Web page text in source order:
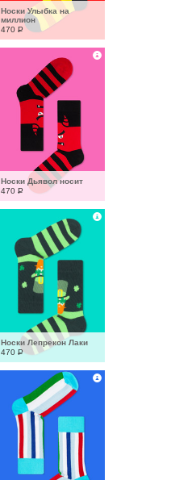
Носки Улыбка на
миллион
470 Р
Носки Дьявол носит
470 Р
Носки Лепрекон Лаки
470 Р